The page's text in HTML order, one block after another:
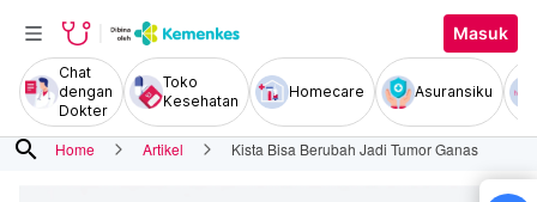
Masuk
Chat
dengan
Dokter
Toko
Kesehatan
Homecare Asuransiku
search Home Artikel Kista Bisa Berubah Jadi Tumor Ganas